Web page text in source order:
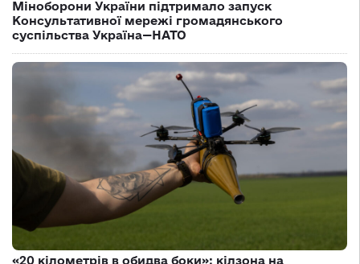
Міноборони України підтримало запуск
Консультативної мережі громадянського
суспільства Україна—НАТО
«20 кілометрів в обидва боки»: кілзона на